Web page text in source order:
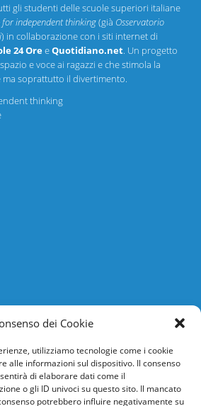
dei Cookie
utilizziamo tecnologie come i cookie
alle informazioni sul dispositivo. Il consenso
di elaborare dati come il
o gli ID univoci su questo sito. Il mancato
potrebbero influire negativamente su
gli studenti delle scuole superiori italiane
for independent thinking(già Osservatorio
) in collaborazione con i siti internet di
24 OreeQuotidiano.net. Un progetto
e voce ai ragazzi e che stimola la
soprattutto il divertimento.
thinking